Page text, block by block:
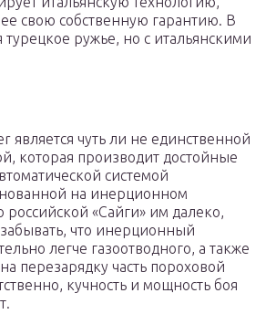
свою собственную гарантию. В
турецкое ружье, но с итальянскими
является чуть ли не единственной
которая производит достойные
системой
на инерционном
российской «Сайги» им далеко,
что инерционный
легче газоотводного, а также
перезарядку часть пороховой
кучность и мощность боя